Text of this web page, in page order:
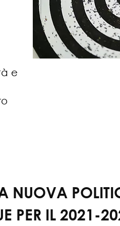
e
NUOVA
PER IL 2021-